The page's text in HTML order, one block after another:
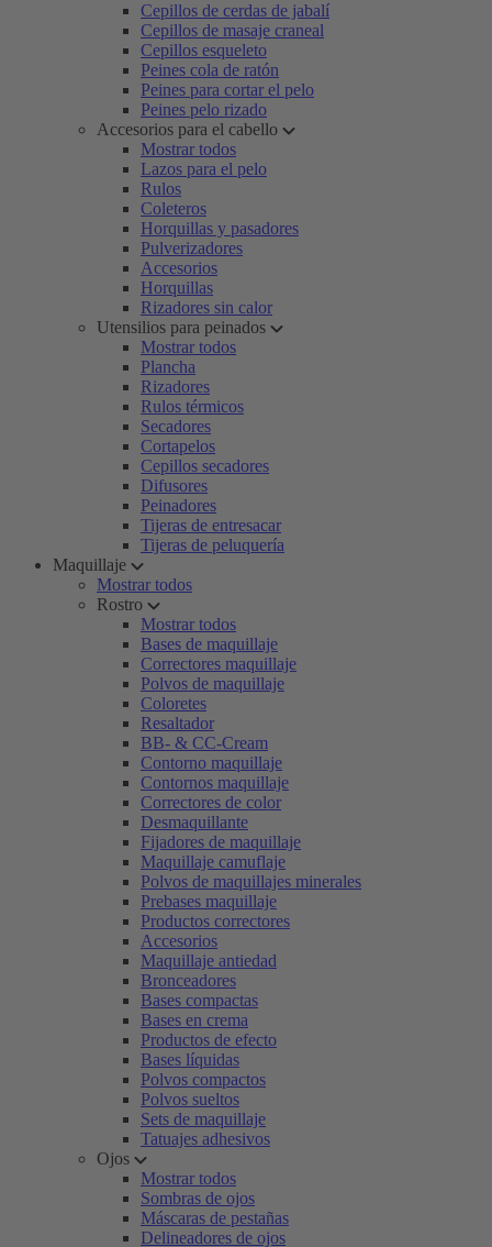
Cepillos de cerdas de jabalí
Cepillos de masaje craneal
Cepillos esqueleto
Peines cola de ratón
Peines para cortar el pelo
Peines pelo rizado
Accesorios para el cabello
Mostrar todos
Lazos para el pelo
Rulos
Coleteros
Horquillas y pasadores
Pulverizadores
Accesorios
Horquillas
Rizadores sin calor
Utensilios para peinados
Mostrar todos
Plancha
Rizadores
Rulos térmicos
Secadores
Cortapelos
Cepillos secadores
Difusores
Peinadores
Tijeras de entresacar
Tijeras de peluquería
Maquillaje
Mostrar todos
Rostro
Mostrar todos
Bases de maquillaje
Correctores maquillaje
Polvos de maquillaje
Coloretes
Resaltador
BB- & CC-Cream
Contorno maquillaje
Contornos maquillaje
Correctores de color
Desmaquillante
Fijadores de maquillaje
Maquillaje camuflaje
Polvos de maquillajes minerales
Prebases maquillaje
Productos correctores
Accesorios
Maquillaje antiedad
Bronceadores
Bases compactas
Bases en crema
Productos de efecto
Bases líquidas
Polvos compactos
Polvos sueltos
Sets de maquillaje
Tatuajes adhesivos
Ojos
Mostrar todos
Sombras de ojos
Máscaras de pestañas
Delineadores de ojos